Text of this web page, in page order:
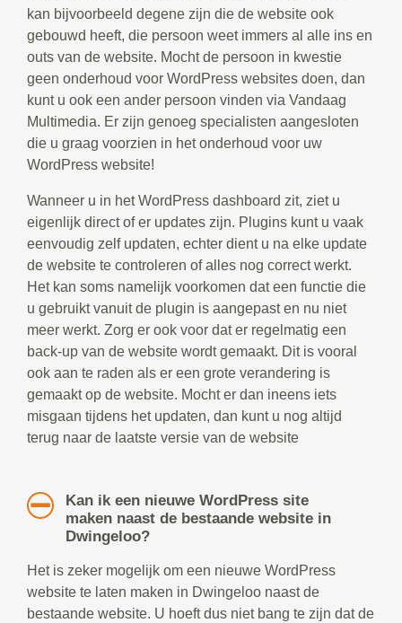
kan bijvoorbeeld degene zijn die de website ook
gebouwd heeft, die persoon weet immers al alle ins en
outs van de website. Mocht de persoon in kwestie
geen onderhoud voor WordPress websites doen, dan
kunt u ook een ander persoon vinden via Vandaag
Multimedia. Er zijn genoeg specialisten aangesloten
die u graag voorzien in het onderhoud voor uw
WordPress website!
Wanneer u in het WordPress dashboard zit, ziet u
eigenlijk direct of er updates zijn. Plugins kunt u vaak
eenvoudig zelf updaten, echter dient u na elke update
de website te controleren of alles nog correct werkt.
Het kan soms namelijk voorkomen dat een functie die
u gebruikt vanuit de plugin is aangepast en nu niet
meer werkt. Zorg er ook voor dat er regelmatig een
back-up van de website wordt gemaakt. Dit is vooral
ook aan te raden als er een grote verandering is
gemaakt op de website. Mocht er dan ineens iets
misgaan tijdens het updaten, dan kunt u nog altijd
terug naar de laatste versie van de website
Kan ik een nieuwe WordPress site
maken naast de bestaande website in
Dwingeloo?
Het is zeker mogelijk om een nieuwe WordPress
website te laten maken in Dwingeloo naast de
bestaande website. U hoeft dus niet bang te zijn dat de